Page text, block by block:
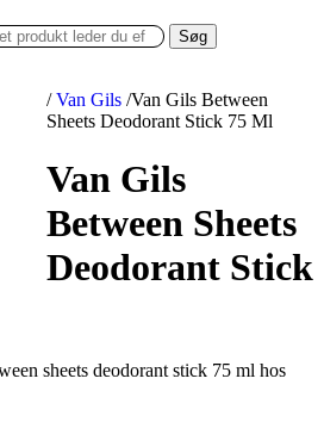
Søg
/ Van Gils /Van Gils Between
Sheets Deodorant Stick 75 Ml
Van Gils
Between Sheets
Deodorant Stick
sheets deodorant stick 75 ml hos